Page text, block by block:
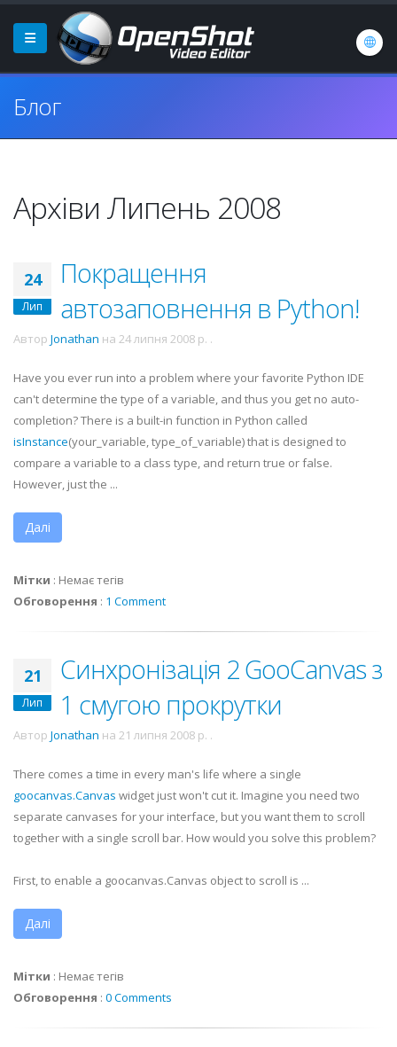
Блог
Архіви Липень 2008
24
Лип
Покращення
автозаповнення в Python!
Автор Jonathan на 24 липня 2008 р. .
Have you ever run into a problem where your favorite Python IDE
can't determine the type of a variable, and thus you get no auto-
completion? There is a built-in function in Python called
isInstance(your_variable, type_of_variable) that is designed to
compare a variable to a class type, and return true or false.
However, just the ...
Далі
Мітки : Немає тегів
Обговорення : 1 Comment
21
Лип
Синхронізація 2 GooCanvas з
1 смугою прокрутки
Автор Jonathan на 21 липня 2008 р. .
There comes a time in every man's life where a single
goocanvas.Canvas widget just won't cut it. Imagine you need two
separate canvases for your interface, but you want them to scroll
together with a single scroll bar. How would you solve this problem?
First, to enable a goocanvas.Canvas object to scroll is ...
Далі
Мітки : Немає тегів
Обговорення : 0 Comments